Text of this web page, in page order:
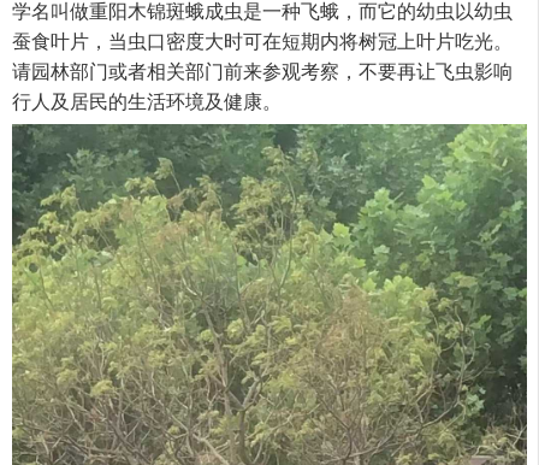
学名叫做重阳木锦斑蛾成虫是一种飞蛾，而它的幼虫以幼虫
蚕食叶片，当虫口密度大时可在短期内将树冠上叶片吃光。
请园林部门或者相关部门前来参观考察，不要再让飞虫影响
行人及居民的生活环境及健康。